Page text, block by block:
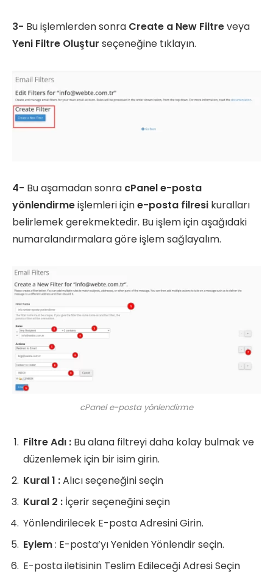
3- Bu işlemlerden sonra Create a New Filtreveya
Yeni Filtre Oluştur seçeneğine tıklayın.
4- Bu aşamadan sonra cPanel e-posta
yönlendirmeişlemleri içine-posta filresi kuralları
belirlemek gerekmektedir. Bu işlem için aşağıdaki
numaralandırmalara göre işlem sağlayalım.
cPanel e-posta yönlendirme
Filtre Adı : Bu alana filtreyi daha kolay bulmak ve
düzenlemek için bir isim girin.
Kural 1 :Alıcı seçeneğini seçin
Kural 2 : İçerir seçeneğini seçin
Yönlendirilecek E-posta Adresini Girin.
Eylem: E-posta’yı Yeniden Yönlendir seçin.
E-posta iletisinin Teslim Edileceği Adresi Seçin